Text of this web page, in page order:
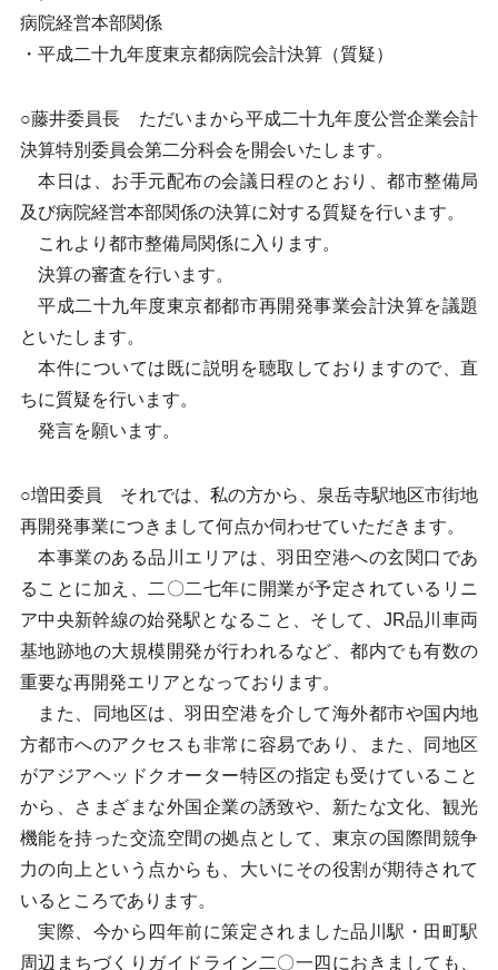
病院経営本部関係
・平成二十九年度東京都病院会計決算（質疑）
○藤井委員長 ただいまから平成二十九年度公営企業会計
決算特別委員会第二分科会を開会いたします。
本日は、お手元配布の会議日程のとおり、都市整備局
及び病院経営本部関係の決算に対する質疑を行います。
これより都市整備局関係に入ります。
決算の審査を行います。
平成二十九年度東京都都市再開発事業会計決算を議題
といたします。
本件については既に説明を聴取しておりますので、直
ちに質疑を行います。
発言を願います。
○増田委員 それでは、私の方から、泉岳寺駅地区市街地
再開発事業につきまして何点か伺わせていただきます。
本事業のある品川エリアは、羽田空港への玄関口であ
ることに加え、二〇二七年に開業が予定されているリニ
ア中央新幹線の始発駅となること、そして、JR品川車両
基地跡地の大規模開発が行われるなど、都内でも有数の
重要な再開発エリアとなっております。
また、同地区は、羽田空港を介して海外都市や国内地
方都市へのアクセスも非常に容易であり、また、同地区
がアジアヘッドクオーター特区の指定も受けていること
から、さまざまな外国企業の誘致や、新たな文化、観光
機能を持った交流空間の拠点として、東京の国際間競争
力の向上という点からも、大いにその役割が期待されて
いるところであります。
実際、今から四年前に策定されました品川駅・田町駅
周辺まちづくりガイドライン二〇一四におきましても、